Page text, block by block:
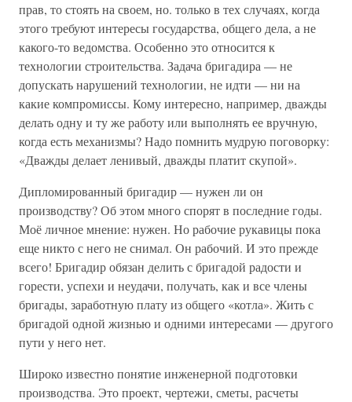
прав, то стоять на своем, но. только в тех случаях, когда
этого требуют интересы государства, общего дела, а не
какого-то ведомства. Особенно это относится к
технологии строительства. Задача бригадира — не
допускать нарушений технологии, не идти — ни на
какие компромиссы. Кому интересно, например, дважды
делать одну и ту же работу или выполнять ее вручную,
когда есть механизмы? Надо помнить мудрую поговорку:
«Дважды делает ленивый, дважды платит скупой».
Дипломированный бригадир — нужен ли он
производству? Об этом много спорят в последние годы.
Моё личное мнение: нужен. Но рабочие рукавицы пока
еще никто с него не снимал. Он рабочий. И это прежде
всего! Бригадир обязан делить с бригадой радости и
горести, успехи и неудачи, получать, как и все члены
бригады, заработную плату из общего «котла». Жить с
бригадой одной жизнью и одними интересами — другого
пути у него нет.
Широко известно понятие инженерной подготовки
производства. Это проект, чертежи, сметы, расчеты